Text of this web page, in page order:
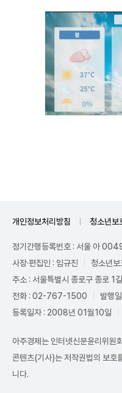
개인정보처리방침 청소년보
정기간행등록번호 : 서울 아
사장·편집인 : 임규진
청소년
주소 : 서울특별시 종로구 종로
전화 : 02-767-1500
발행
등록일자 : 2008년 01월10일
아주경제는 인터넷신문윤리위원
콘텐츠(기사)는 저작권법의 보호
니다.